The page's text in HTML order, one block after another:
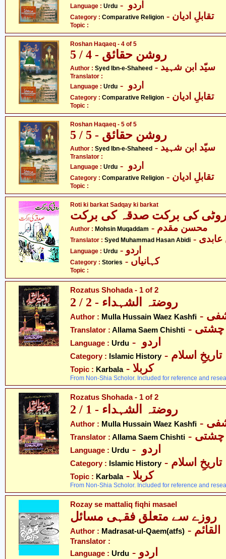
Language : Urdu
Category : Comparative Religion - تقابلِ ادیان
Topic :
Roshan Haqaeq - 4 of 5
روشن حقائق - 4 / 5
Author : Syed Ibn-e-Shaheed - سیّد ابن شہید
Translator :
Language : Urdu
Category : Comparative Religion - تقابلِ ادیان
Topic :
Roshan Haqaeq - 5 of 5
روشن حقائق - 5 / 5
Author : Syed Ibn-e-Shaheed - سیّد ابن شہید
Translator :
Language : Urdu
Category : Comparative Religion - تقابلِ ادیان
Topic :
Roti ki barkat Sadqay ki barkat
کی برکت صدقہ کی برکت
Author : Mohsin Muqaddam - محسن مقدم
Translator : Syed Muhammad Hasan Abidi
Language : Urdu - اردو
Category : Stories - کہانیاں
Topic :
Rozatus Shohada - 1 of 2
روضتہ الشہداء - 2 / 2
Author : Mulla Hussain Waez Kashfi
Translator : Allama Saem Chishti چشتی
Language : Urdu
Category : Islamic History - تاریخِ اسلام
Topic : Karbala - کربلا
From Non-Shia Scholor. Included for reference and
Rozatus Shohada - 1 of 2
روضتہ الشہداء - 1 / 2
Author : Mulla Hussain Waez Kashfi
Translator : Allama Saem Chishti چشتی
Language : Urdu
Category : Islamic History - تاریخِ اسلام
Topic : Karbala - کربلا
From Non-Shia Scholor. Included for reference and
Rozay se mattaliq fiqhi masael
روزے سے متعلق فقہی مسائل
Author : Madrasat-ul-Qaem(atfs)
Translator :
Language : Urdu - اردو